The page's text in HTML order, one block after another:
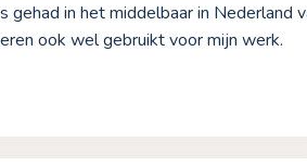
gehad in het middelbaar in Nederland
ook wel gebruikt voor mijn werk.